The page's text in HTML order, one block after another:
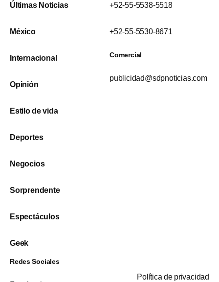
Últimas Noticias
México
Internacional
Opinión
Estilo de vida
Deportes
Negocios
Sorprendente
Espectáculos
Geek
+52-55-5538-5518
+52-55-5530-8671
Comercial
publicidad@sdpnoticias.com
Redes Sociales
Política de privacidad